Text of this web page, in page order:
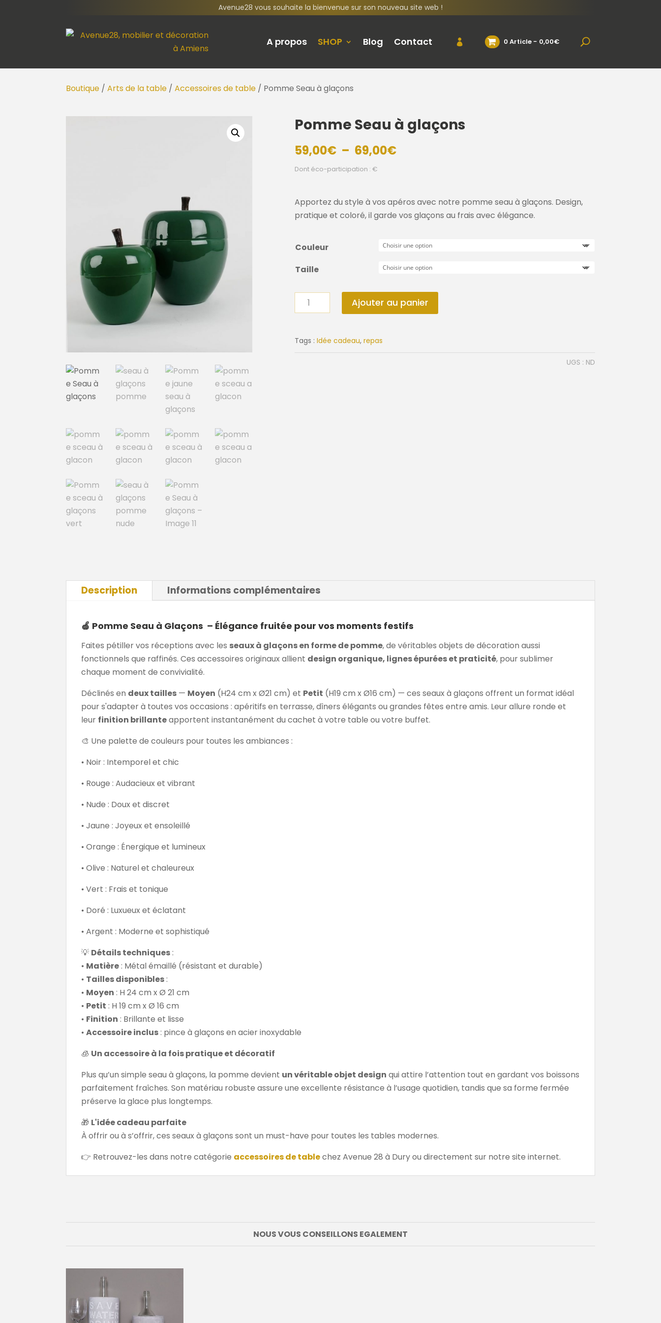
Avenue28 vous souhaite la bienvenue sur son nouveau site web !
A propos SHOP Blog Contact 0 Article 0,00€
Boutique /Arts de la table /Accessoires de table / Pomme Seau à glaçons
Pomme Seau à glaçons
59,00€ – 69,00€Plage
à
69,00€
Dont éco-participation : €
Apportez du style à vos apéros avec notre pomme seau à glaçons. Design,
pratique et coloré, il garde vos glaçons au frais avec élégance.
Couleur
Taille
quantité
de
Seau
à
Ajouter au panier
Tags : Idée cadeau, repas
UGS : ND
Description Informations complémentaires
🍏 Pomme Seau à Glaçons – Élégance fruitée pour vos moments festifs
Faites pétiller vos réceptions avec les seaux à glaçons en forme de pomme, de véritables objets de décoration aussi
fonctionnels que raffinés. Ces accessoires originaux allient design organique, lignes épurées et praticité, pour sublimer
chaque moment de convivialité.
Déclinés en deux tailles — Moyen (H24 cm x Ø21 cm) et Petit (H19 cm x Ø16 cm) — ces seaux à glaçons offrent un format idéal
pour s'adapter à toutes vos occasions : apéritifs en terrasse, dîners élégants ou grandes fêtes entre amis. Leur allure ronde et
leur finition brillanteapportent instantanément du cachet à votre table ou votre buffet.
🎨 Une palette de couleurs pour toutes les ambiances :
• Noir : Intemporel et chic
• Rouge : Audacieux et vibrant
• Nude : Doux et discret
• Jaune : Joyeux et ensoleillé
• Orange : Énergique et lumineux
• Olive : Naturel et chaleureux
• Vert : Frais et tonique
• Doré : Luxueux et éclatant
• Argent : Moderne et sophistiqué
💡 Détails techniques:
• Matière: Métal émaillé (résistant et durable)
• Tailles disponibles:
• Moyen : H 24 cm x Ø 21 cm
• Petit : H 19 cm x Ø 16 cm
• Finition : Brillante et lisse
•Accessoire inclus: pince à glaçons en acier inoxydable
🧊 Un accessoire à la fois pratique et décoratif
Plus qu’un simple seau à glaçons, la pomme devient un véritable objet design qui attire l’attention tout en gardant vos boissons
parfaitement fraîches. Son matériau robuste assure une excellente résistance à l’usage quotidien, tandis que sa forme fermée
préserve la glace plus longtemps.
🎁 L'idée cadeau parfaite
À offrir ou à s’offrir, ces seaux à glaçons sont un must-have pour toutes les tables modernes.
👉 Retrouvez-les dans notre catégorie accessoires de tablechez Avenue 28 à Dury ou directement sur notre site internet.
NOUS VOUS CONSEILLONS EGALEMENT